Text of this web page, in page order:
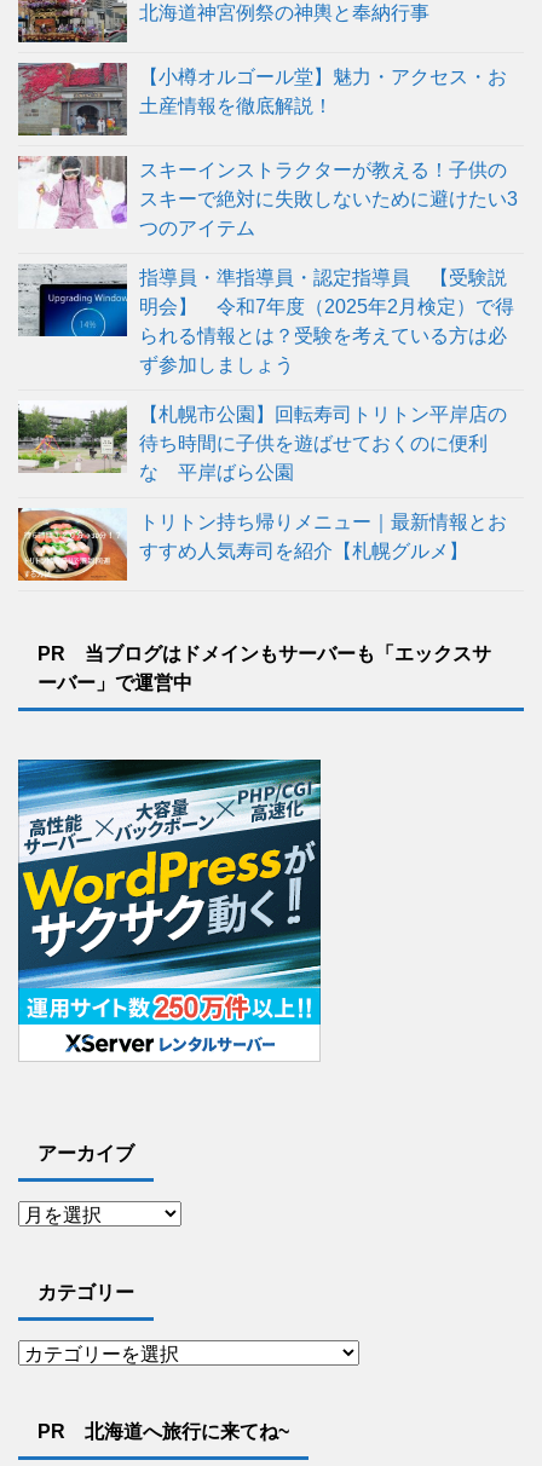
北海道神宮例祭の神輿と奉納行事
【小樽オルゴール堂】魅力・アクセス・お
土産情報を徹底解説！
スキーインストラクターが教える！子供の
スキーで絶対に失敗しないために避けたい3
つのアイテム
指導員・準指導員・認定指導員 【受験説
明会】 令和7年度（2025年2月検定）で得
られる情報とは？受験を考えている方は必
ず参加しましょう
【札幌市公園】回転寿司トリトン平岸店の
待ち時間に子供を遊ばせておくのに便利
な 平岸ばら公園
トリトン持ち帰りメニュー｜最新情報とお
すすめ人気寿司を紹介【札幌グルメ】
PR 当ブログはドメインもサーバーも「エックスサ
ーバー」で運営中
アーカイブ
カテゴリー
PR 北海道へ旅行に来てね~